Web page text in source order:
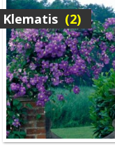
Klematis (2)